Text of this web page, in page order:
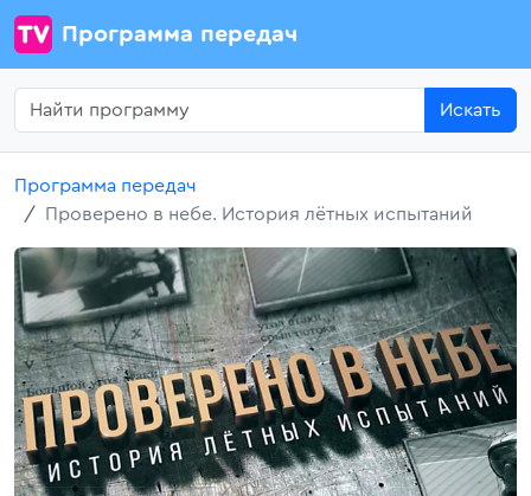
Программа передач
Искать
Программа передач
Проверено в небе. История лётных испытаний